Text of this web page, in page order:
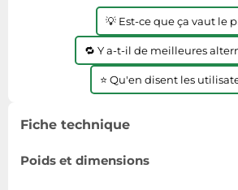
Ordinateurs portables
Plaques de cuisson
Reflex numériques
Réfrigérateurs
Smartphones
💡 Est-ce que ça vaut le
🔁 Y a-t-il de meilleures
⭐ Qu'en disent les
Fiche technique
Poids et dimensions